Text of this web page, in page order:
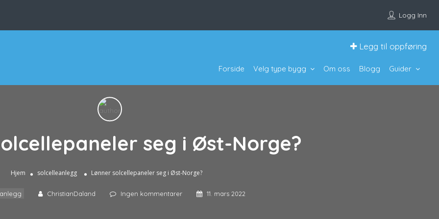
Logg Inn
Legg til oppføring
Forside Velg type bygg Om oss Blogg Guider
seg i Øst-Norge?
Hjem solcelleanlegg Lønner solcellepaneler seg i Øst-Norge?
ChristianDaland Ingen kommentarer 11. mars 2022